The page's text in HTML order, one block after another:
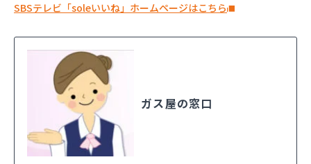
SBSテレビ「soleいいね」ホームページはこちら
ガス屋の窓口